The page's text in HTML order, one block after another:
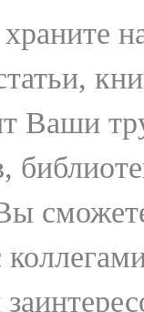
храните
Ваши